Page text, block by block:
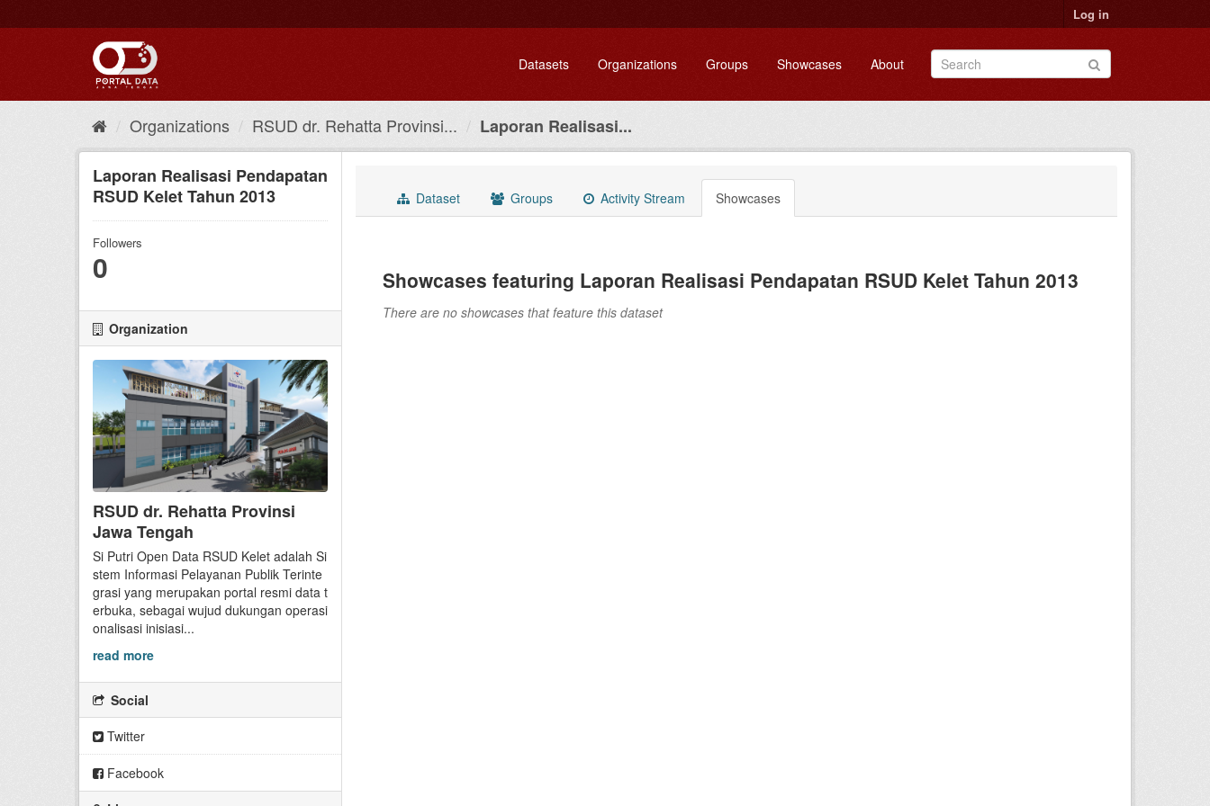
to
Log in
Datasets Organizations Groups Showcases About
Organizations RSUD dr. Rehatta Provinsi... Laporan Realisasi...
Laporan Realisasi Pendapatan
RSUD Kelet Tahun 2013
Followers
0
Organization
RSUD dr. Rehatta Provinsi
Jawa Tengah
Si Putri Open Data RSUD Kelet adalah Si
stem Informasi Pelayanan Publik Terinte
grasi yang merupakan portal resmi data t
erbuka, sebagai wujud dukungan operasi
onalisasi inisiasi...
read more
Social
Twitter
Facebook
Dataset Groups Activity Stream Showcases
Showcases featuring Laporan Realisasi Pendapatan RSUD Kelet Tahun 2013
There are no showcases that feature this dataset